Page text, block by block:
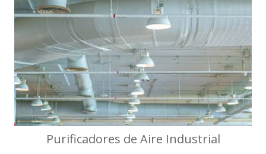
Purificadores de Aire Industrial